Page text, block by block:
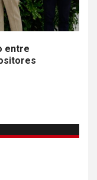
entre
Y SALUD
en
en 2025